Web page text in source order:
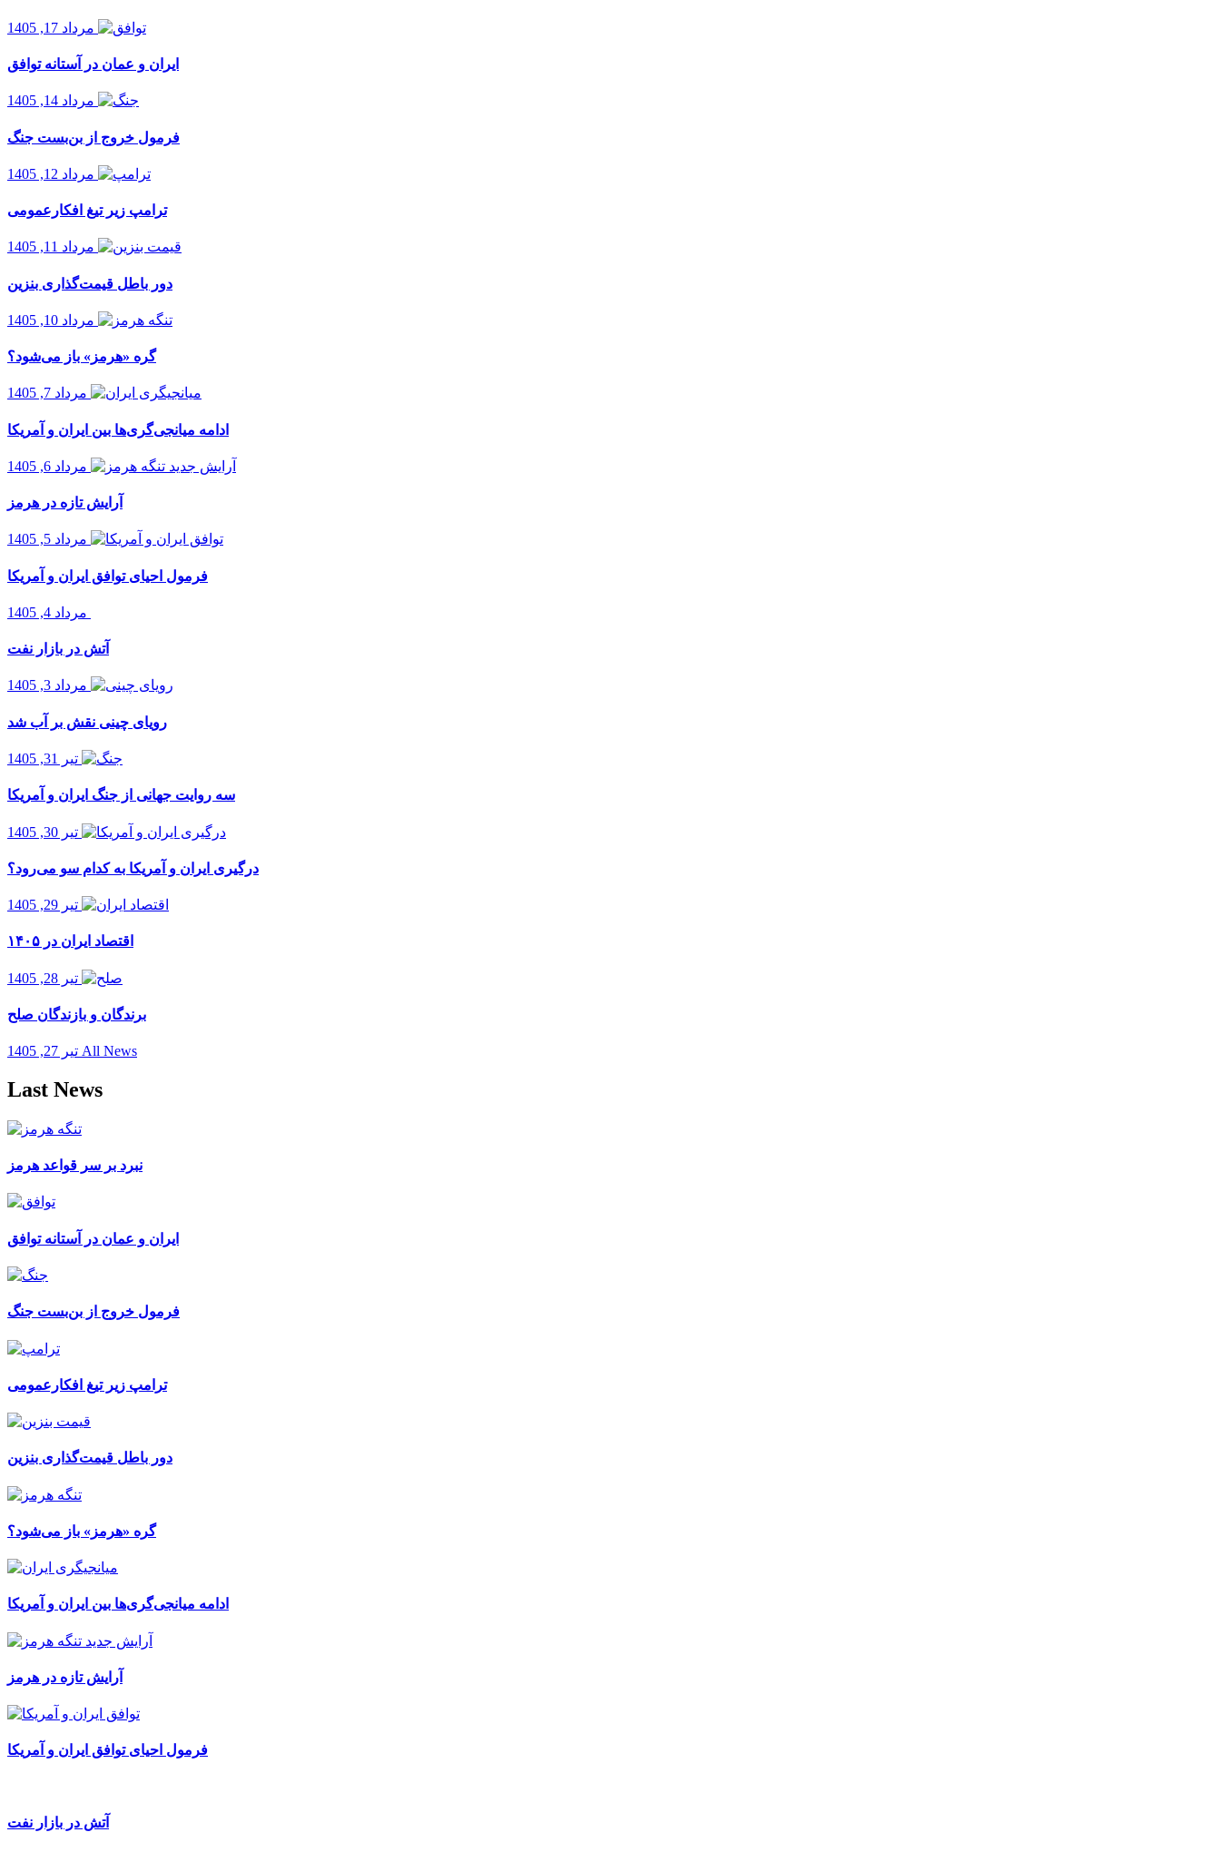
مرداد 17, 1405
ایران و عمان در آستانه توافق
مرداد 14, 1405
فرمول خروج از بن‌بست جنگ
مرداد 12, 1405
ترامپ زیر تیغ افکارعمومی
مرداد 11, 1405
دور باطل قیمت‌گذاری بنزین
مرداد 10, 1405
گره «هرمز» باز می‌شود؟
مرداد 7, 1405
ادامه میانجی‌گری‌ها بین ایران و آمریکا
مرداد 6, 1405
آرایش تازه در هرمز
مرداد 5, 1405
فرمول احیای توافق ایران و آمریکا
مرداد 4, 1405
آتش در بازار نفت
مرداد 3, 1405
رویای چینی نقش بر آب شد
تیر 31, 1405
سه روایت جهانی از جنگ ایران و آمریکا
تیر 30, 1405
درگیری ایران و آمریکا به کدام سو می‌رود؟
تیر 29, 1405
اقتصاد ایران در ۱۴۰۵
تیر 28, 1405
برندگان و بازندگان صلح
تیر 27, 1405 All News
Last News
نبرد بر سر قواعد هرمز
ایران و عمان در آستانه توافق
فرمول خروج از بن‌بست جنگ
ترامپ زیر تیغ افکارعمومی
دور باطل قیمت‌گذاری بنزین
گره «هرمز» باز می‌شود؟
ادامه میانجی‌گری‌ها بین ایران و آمریکا
آرایش تازه در هرمز
فرمول احیای توافق ایران و آمریکا
آتش در بازار نفت